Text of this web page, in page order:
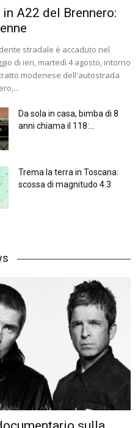
A22 del Brennero:
stradale è accaduto nel
di ieri, martedì 4 agosto, intorno
modenese dell'autostrada
Da sola in casa, bimba di 8
anni chiama il 118:...
Trema la terra in Toscana:
scossa di magnitudo 4.3